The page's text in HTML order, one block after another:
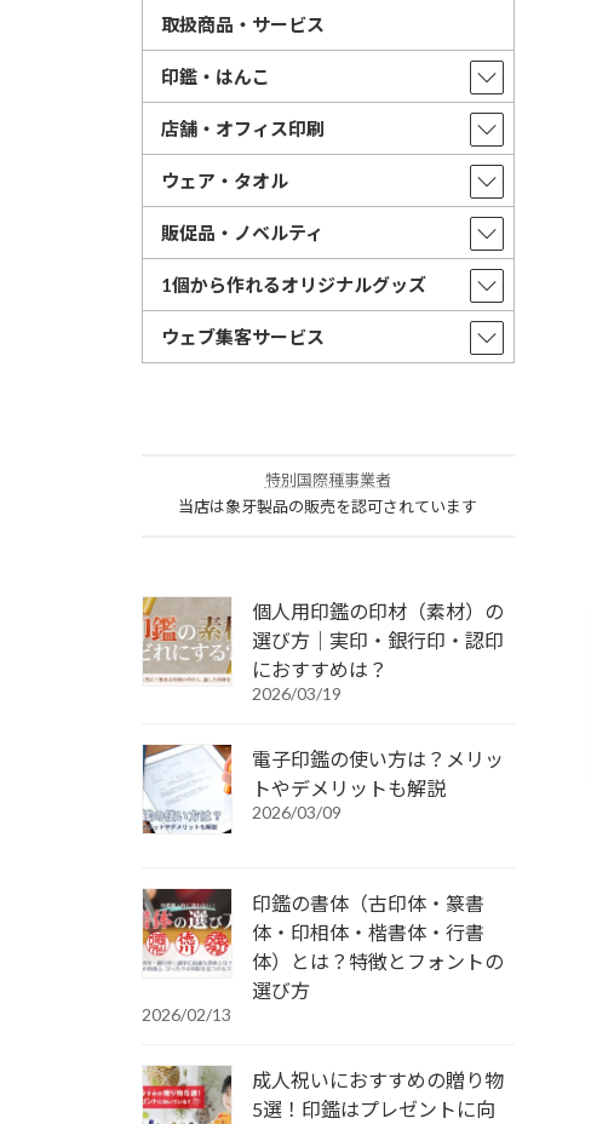
取扱商品・サービス
印鑑・はんこ
店舗・オフィス印刷
ウェア・タオル
販促品・ノベルティ
1個から作れるオリジナルグッズ
ウェブ集客サービス
特別国際種事業者
当店は象牙製品の販売を認可されています
個人用印鑑の印材（素材）の
選び方｜実印・銀行印・認印
におすすめは？
2026/03/19
電子印鑑の使い方は？メリッ
トやデメリットも解説
2026/03/09
印鑑の書体（古印体・篆書
体・印相体・楷書体・行書
体）とは？特徴とフォントの
選び方
2026/02/13
成人祝いにおすすめの贈り物
5選！印鑑はプレゼントに向